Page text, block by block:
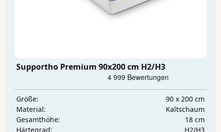
Supportho Premium 90x200 cm H2/H3
Größe:
90 x 200 cm
Material:
Kaltschaum
Gesamthöhe:
18 cm
Härtegrad:
H2/H3